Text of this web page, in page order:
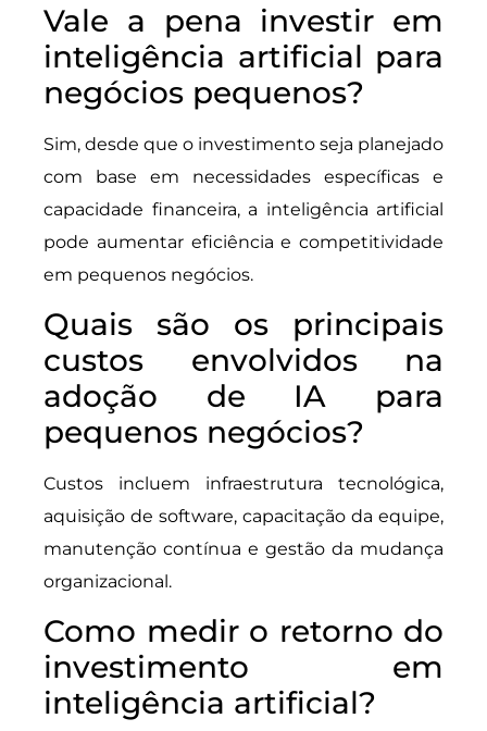
Vale a pena investir em
inteligência artificial para
negócios pequenos?
Sim, desde que o investimento seja planejado
com base em necessidades específicas e
capacidade financeira, a inteligência artificial
pode aumentar eficiência e competitividade
em pequenos negócios.
Quais são os principais
custos envolvidos na
adoção de IA para
pequenos negócios?
Custos incluem infraestrutura tecnológica,
aquisição de software, capacitação da equipe,
manutenção contínua e gestão da mudança
organizacional.
Como medir o retorno do
investimento em
inteligência artificial?